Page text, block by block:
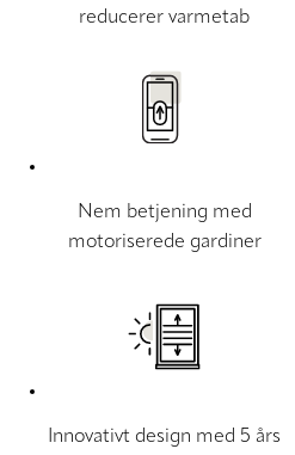
reducerer varmetab
Nem betjening med
motoriserede gardiner
Innovativt design med 5 års